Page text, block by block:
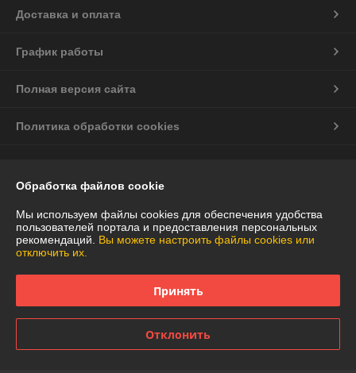
Доставка и оплата
График работы
Полная версия сайта
Политика обработки cookies
Частное торговое унитарное предприятие
г. Брест, ул. Лейтенанта Рябцева, 44
Регистрационный номер ЕГР: 290487319
Обработка файлов cookie
Мы используем файлы cookies для обеспечения удобства
пользователей портала и предоставления персональных
рекомендаций. Вы можете настроить файлы cookies или
отключить их.
Принять
Отклонить